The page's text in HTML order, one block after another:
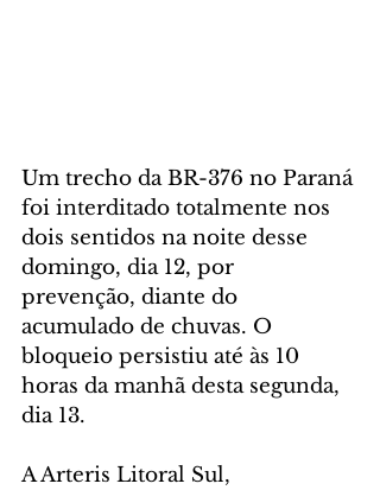
Um trecho da BR-376 no Paraná
foi interditado totalmente nos
dois sentidos na noite desse
domingo, dia 12, por
prevenção, diante do
acumulado de chuvas. O
bloqueio persistiu até às 10
horas da manhã desta segunda,
dia 13.
A Arteris Litoral Sul,